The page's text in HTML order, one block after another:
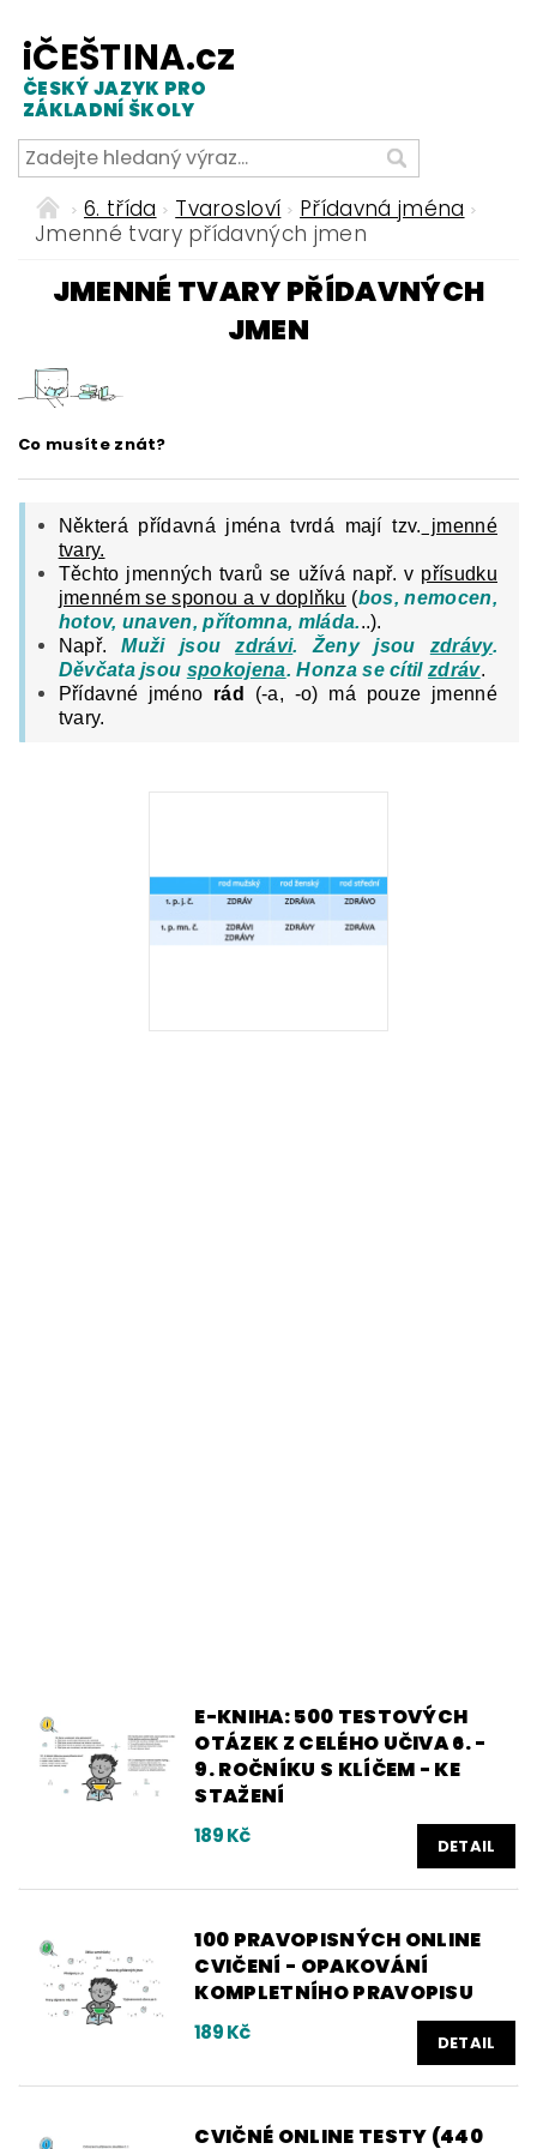
iČEŠTINA.cz
ČESKÝ JAZYK PRO
ZÁKLADNÍ ŠKOLY
6. třída Tvarosloví
Přídavná jména
Jmenné tvary přídavných jmen
JMENNÉ TVARY PŘÍDAVNÝCH
JMEN
Co musíte znát?
Některá přídavná jména tvrdá mají tzv. jmenné
tvary.
Těchto jmenných tvarů se užívá např. v přísudku
jmenném se sponou a v doplňku (bos, nemocen,
hotov, unaven, přítomna, mláda...).
Např.Muži jsouzdrávi. Ženy jsou zdrávy.
Děvčata jsou spokojena. Honza se cítilzdráv.
Přídavné jméno rád
(-a, -o) má pouze jmenné
tvary.
E-KNIHA: 500 TESTOVÝCH
OTÁZEK Z CELÉHO UČIVA 6. -
9. ROČNÍKU S KLÍČEM - KE
STAŽENÍ
189 Kč DETAIL
100 PRAVOPISNÝCH ONLINE
CVIČENÍ - OPAKOVÁNÍ
KOMPLETNÍHO PRAVOPISU
189 Kč DETAIL
CVIČNÉ ONLINE TESTY (440